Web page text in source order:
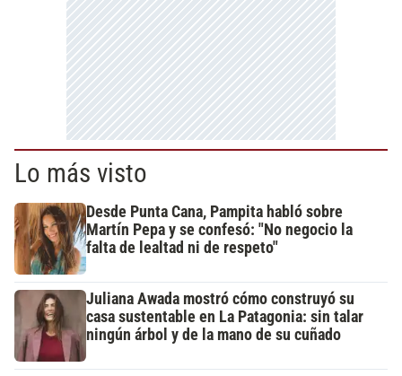
Lo más visto
Desde Punta Cana, Pampita habló sobre
Martín Pepa y se confesó: "No negocio la
falta de lealtad ni de respeto"
Juliana Awada mostró cómo construyó su
casa sustentable en La Patagonia: sin talar
ningún árbol y de la mano de su cuñado